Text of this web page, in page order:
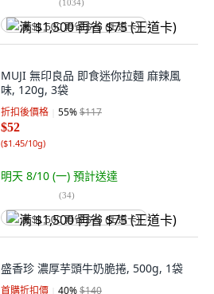
(1034)
满 $1,500 再省 $75 (王道卡)
MUJI 無印良品 即食迷你拉麵 麻辣風
味, 120g, 3袋
折扣後價格 55%$117
$52
($1.45/10g)
明天 8/10 (一) 預計送達
(34)
满 $1,500 再省 $75 (王道卡)
盛香珍 濃厚芋頭牛奶脆捲, 500g, 1袋
首購折扣價 40%$140